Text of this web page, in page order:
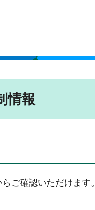
情報
ご確認いただけます。